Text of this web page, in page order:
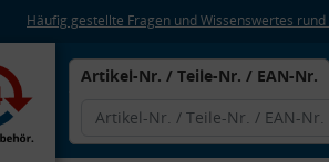
Häufig gestellte Fragen und Wissenswertes
Artikel-Nr. / Teile-Nr. / EAN-Nr.